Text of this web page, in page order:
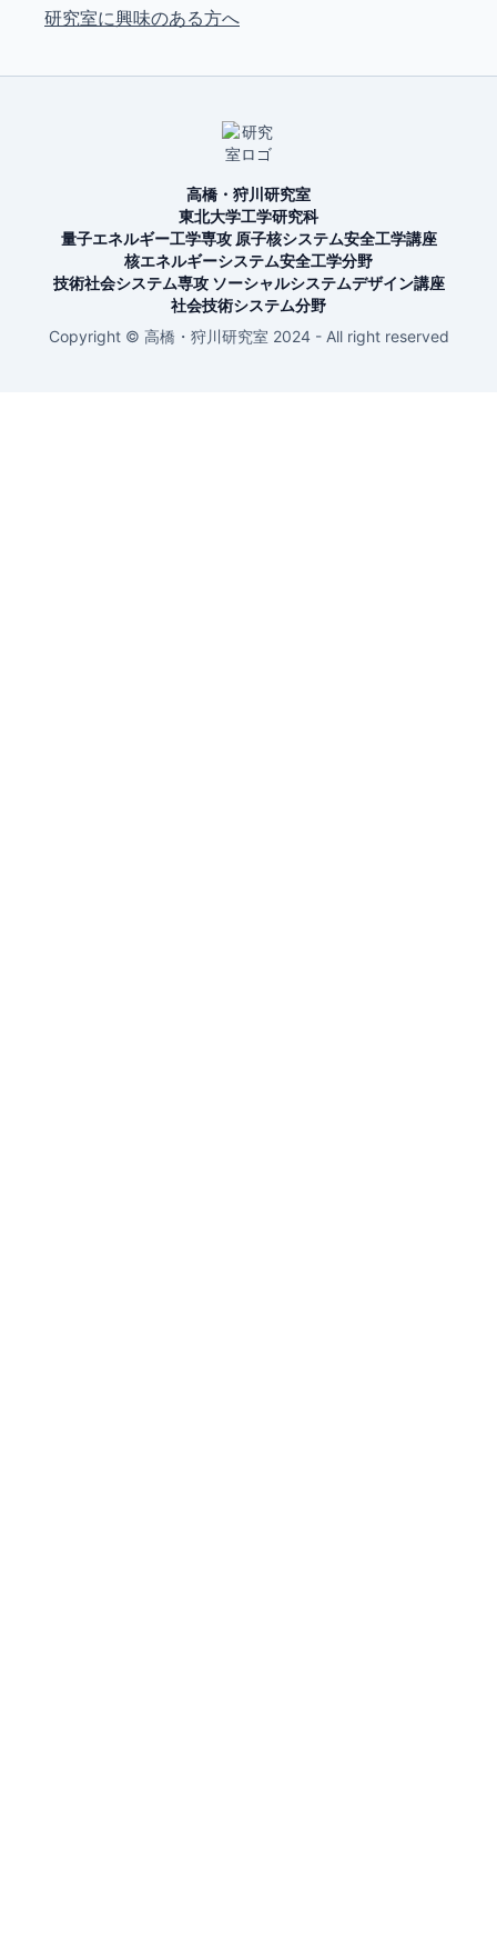
研究室に興味のある方へ
高橋・狩川研究室
東北大学工学研究科
量子エネルギー工学専攻 原子核システム安全工学講座
核エネルギーシステム安全工学分野
技術社会システム専攻 ソーシャルシステムデザイン講座
社会技術システム分野
Copyright © 高橋・狩川研究室 2024 - All right reserved